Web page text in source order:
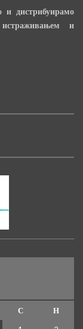
дистрибуирамо
и
С
Н